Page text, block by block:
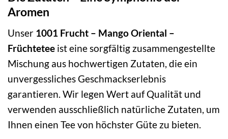
Aromen
Unser 1001 Frucht – Mango Oriental –
Früchtetee ist eine sorgfältig zusammengestellte
Mischung aus hochwertigen Zutaten, die ein
unvergessliches Geschmackserlebnis
garantieren. Wir legen Wert auf Qualität und
verwenden ausschließlich natürliche Zutaten, um
Ihnen einen Tee von höchster Güte zu bieten.